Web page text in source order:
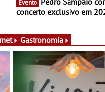
Evento
concerto exclusivo em
Gastronomia